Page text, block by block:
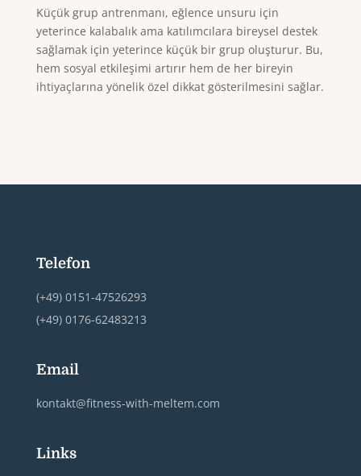
Küçük grup antrenmanı, eğlence unsuru için
yeterince kalabalık ama katılımcılara bireysel destek
sağlamak için yeterince küçük bir grup oluşturur. Bu,
hem sosyal etkileşimi artırır hem de her bireyin
ihtiyaçlarına yönelik özel dikkat gösterilmesini sağlar.
Telefon
(+49) 0151-47526293
(+49) 0176-62483213
Email
kontakt@fitness-with-meltem.com
Links